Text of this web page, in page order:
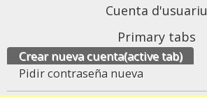
Cuenta d'usuariu
Primary tabs
Crear nueva cuenta(active tab)
Pidir contraseña nueva